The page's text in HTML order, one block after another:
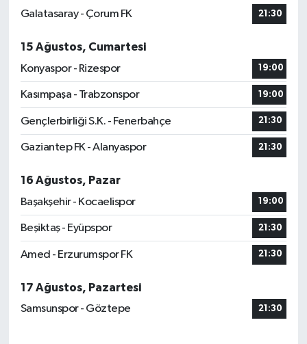
Galatasaray - Çorum FK
21:30
15 Ağustos, Cumartesi
Konyaspor - Rizespor
19:00
Kasımpaşa - Trabzonspor 19:00
Gençlerbirliği S.K. - Fenerbahçe 21:30
Gaziantep FK - Alanyaspor 21:30
16 Ağustos, Pazar
Başakşehir - Kocaelispor
19:00
Beşiktaş - Eyüpspor 21:30
Amed - Erzurumspor FK 21:30
17 Ağustos, Pazartesi
Samsunspor - Göztepe
21:30